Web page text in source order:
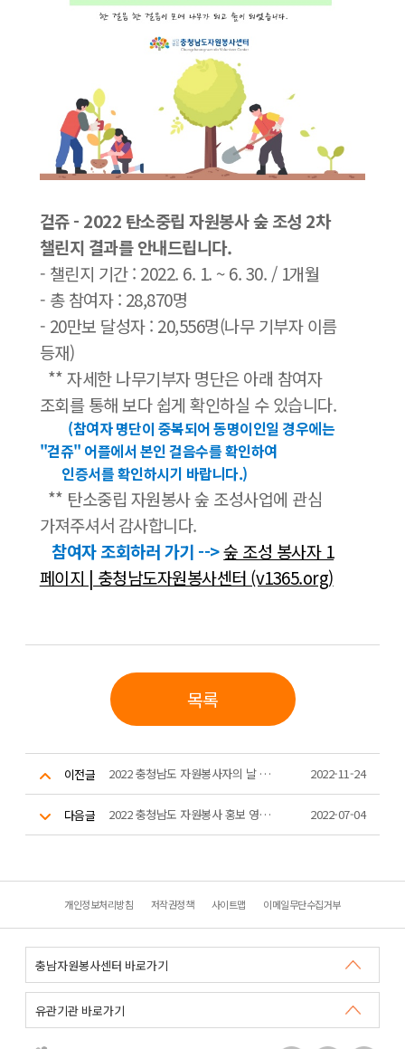
걷쥬 - 2022 탄소중립 자원봉사 숲 조성 2차
챌린지 결과를 안내드립니다.
- 챌린지 기간 : 2022. 6. 1. ~ 6. 30. / 1개월
- 총 참여자 : 28,870명
- 20만보 달성자 : 20,556명(나무 기부자 이름
등재)
** 자세한 나무기부자 명단은 아래 참여자
조회를 통해 보다 쉽게 확인하실 수 있습니다.
(참여자 명단이 중복되어 동명이인일 경우에는
"걷쥬" 어플에서 본인 걸음수를 확인하여
인증서를 확인하시기 바랍니다.)
** 탄소중립 자원봉사 숲 조성사업에 관심
가져주셔서 감사합니다.
참여자 조회하러 가기 -->숲 조성 봉사자 1
페이지 | 충청남도자원봉사센터 (v1365.org)
목록
이전글 2022 충청남도 자원봉사자의 날 기념식 안내 2022-11-24
다음글 2022 충청남도 자원봉사 홍보 영상 공모 사업 심사 결과 발표 2022-07-04
개인정보처리방침 저작권정책 사이트맵 이메일무단수집거부